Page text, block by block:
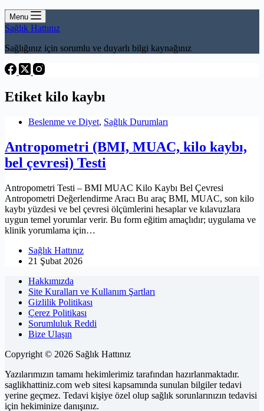
Menu
Sağlık Hattınız
Sağlığınız için sorumlu ve duyarlı bilgi kaynağınız
Etiket kilo kaybı
Beslenme ve Diyet, Sağlık Durumları
Antropometri (BMI, MUAC, kilo kaybı,
bel çevresi) Testi
Antropometri Testi – BMI MUAC Kilo Kaybı Bel Çevresi
Antropometri Değerlendirme Aracı Bu araç BMI, MUAC, son kilo
kaybı yüzdesi ve bel çevresi ölçümlerini hesaplar ve kılavuzlara
uygun temel yorumlar verir. Bu form eğitim amaçlıdır; uygulama ve
klinik yorumlama için…
Sağlık Hattınız
21 Şubat 2026
Hakkımızda
Site Kuralları ve Kullanım Şartları
Gizlilik Politikası
Çerez Politikası
Sorumluluk Reddi
Bize Ulaşın
Copyright © 2026 Sağlık Hattınız
Yazılarımızın tamamı hekimlerimiz tarafından hazırlanmaktadır.
saglikhattiniz.com web sitesi kapsamında sunulan bilgiler tedavi
yerine geçmez. Tedavi kişiye özel olup sağlık sorunlarınızın tedavisi
için hekiminize danışınız.